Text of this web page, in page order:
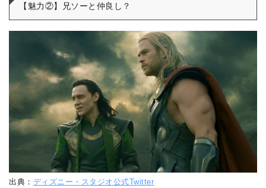
【魅力②】兄ソーと仲良し？
出典： ディズニー・スタジオ公式Twitter